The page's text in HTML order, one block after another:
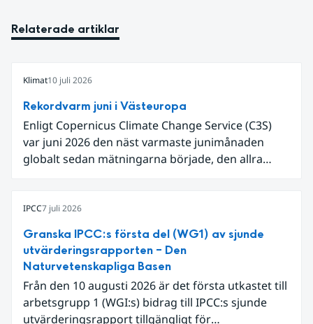
Relaterade artiklar
Klimat10 juli 2026
Rekordvarm juni i Västeuropa
Enligt Copernicus Climate Change Service (C3S)
var juni 2026 den näst varmaste junimånaden
globalt sedan mätningarna började, den allra
begränsar oss till Västeuropa var det den allra
varmaste juni. Detta betingades till stor del av en
extrem hetta i slutet av månaden. Världshavens
ytvattentemperaturer var den högsta som
uppmätts för en juni månad, vilket ligger i fas med
en framväxande El Niño i Stilla havet.
IPCC7 juli 2026
Granska IPCC:s första del (WG1) av sjunde
utvärderingsrapporten – Den
Naturvetenskapliga Basen
Från den 10 augusti 2026 är det första utkastet till
arbetsgrupp 1 (WGI:s) bidrag till IPCC:s sjunde
utvärderingsrapport tillgängligt för